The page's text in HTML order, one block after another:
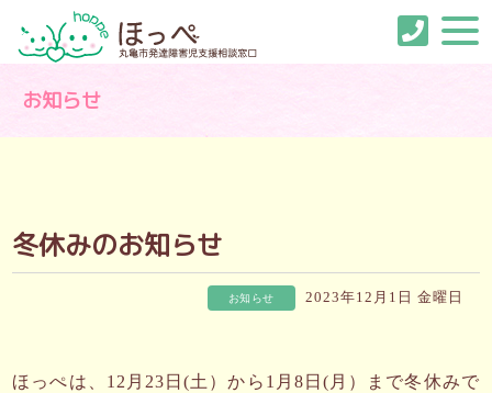
お知らせ
冬休みのお知らせ
お知らせ 2023年12月1日 金曜日
ほっぺは、12月23日(土）から1月8日(月）まで冬休みで